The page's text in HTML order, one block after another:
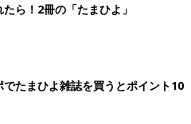
ら！2冊の「たまひよ」
でたまひよ雑誌を買うとポイント10